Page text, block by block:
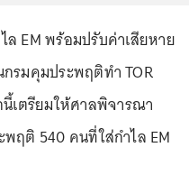
EM พร้อมปรับค่าเสียหาย
รมคุมประพฤติทำ TOR
เตรียมให้ศาลพิจารณา
ฤติ 540 คนที่ใส่กำไล EM